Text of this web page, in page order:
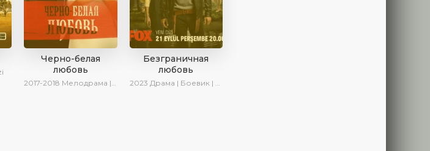
Черно-белая
любовь
2017-2018 Мелодрама | Драма | Боевик | SesDizi
Безграничная
любовь
2023 Драма | Боевик | Криминал | SesDizi | Сериалы 2023